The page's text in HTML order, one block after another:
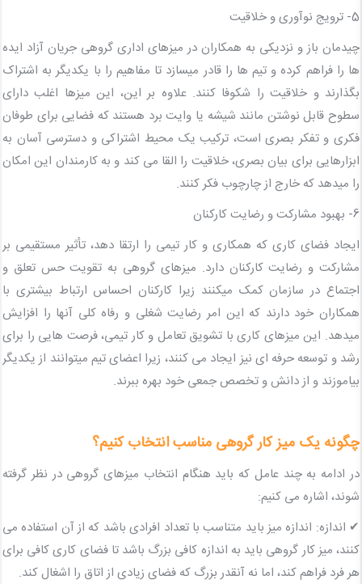
5- ترویج نوآوری و خلاقیت
چیدمان باز و نزدیکی به همکاران در میزهای اداری گروهی جریان آزاد ایده
ها را فراهم کرده و تیم ها را قادر میسازد تا مفاهیم را با یکدیگر به اشتراک
بگذارند و خلاقیت را شکوفا کنند. علاوه بر این، این میزها اغلب دارای
سطوح قابل نوشتن مانند شیشه یا وایت برد هستند که فضایی برای طوفان
فکری و تفکر بصری است، ترکیب یک محیط اشتراکی و دسترسی آسان به
ابزارهایی برای بیان بصری، خلاقیت را القا می کند و به کارمندان این امکان
را میدهد که خارج از چارچوب فکر کنند.
6- بهبود مشارکت و رضایت کارکنان
ایجاد فضای کاری که همکاری و کار تیمی را ارتقا دهد، تأثیر مستقیمی بر
مشارکت و رضایت کارکنان دارد. میزهای گروهی به تقویت حس تعلق و
اجتماع در سازمان کمک میکنند زیرا کارکنان احساس ارتباط بیشتری با
همکاران خود دارند که این امر رضایت شغلی و رفاه کلی آنها را افزایش
میدهد. این میزهای کاری با تشویق تعامل و کار تیمی، فرصت هایی را برای
رشد و توسعه حرفه ای نیز ایجاد می کنند، زیرا اعضای تیم میتوانند از یکدیگر
بیاموزند و از دانش و تخصص جمعی خود بهره ببرند.
چگونه یک میز کار گروهی مناسب انتخاب کنیم؟
در ادامه به چند عامل که باید هنگام انتخاب میزهای گروهی در نظر گرفته
شوند، اشاره می کنیم:
✔ اندازه: اندازه میز باید متناسب با تعداد افرادی باشد که از آن استفاده می
کنند، میز کار گروهی باید به اندازه کافی بزرگ باشد تا فضای کاری کافی برای
هر فرد فراهم کند، اما نه آنقدر بزرگ که فضای زیادی از اتاق را اشغال کند.